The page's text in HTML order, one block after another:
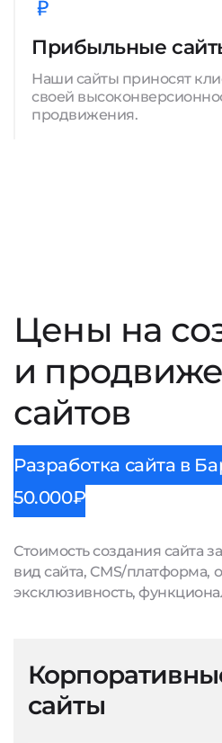
Прибыльные
Наши сайты приносят
своей
продвижения.
Цены на
и
сайтов
Разработка сайта в
50.000₽
Стоимость создания сайта
вид сайта, CMS/платформа,
эксклюзивность,
сайты